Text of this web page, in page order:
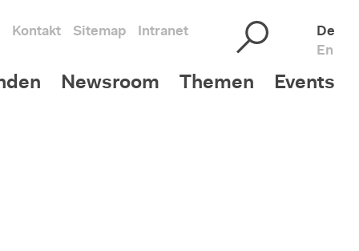
Kontakt Sitemap Intranet
De
En
Newsroom Themen Events